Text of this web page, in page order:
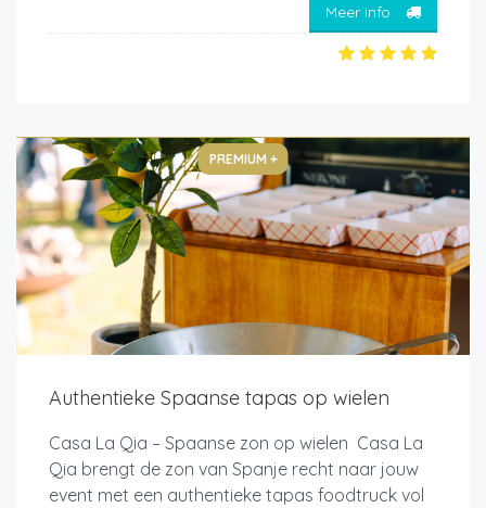
Meer info
PREMIUM +
Authentieke Spaanse tapas op wielen
Casa La Qia – Spaanse zon op wielen Casa La
Qia brengt de zon van Spanje recht naar jouw
event met een authentieke tapas foodtruck vol